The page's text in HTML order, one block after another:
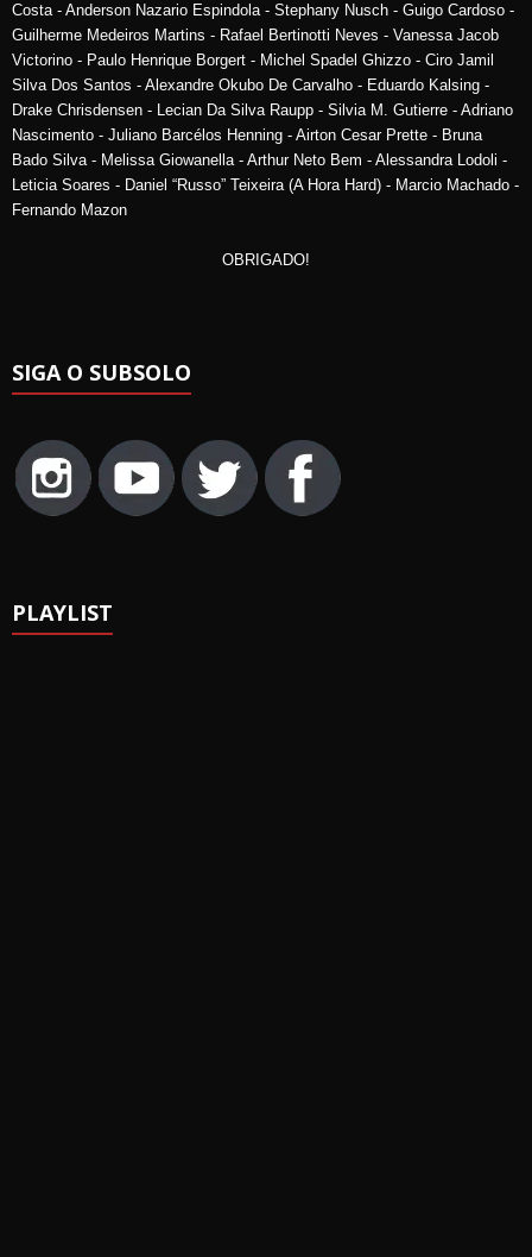
Costa - Anderson Nazario Espindola - Stephany Nusch - Guigo Cardoso -
Guilherme Medeiros Martins - Rafael Bertinotti Neves - Vanessa Jacob
Victorino - Paulo Henrique Borgert - Michel Spadel Ghizzo - Ciro Jamil
Silva Dos Santos - Alexandre Okubo De Carvalho - Eduardo Kalsing -
Drake Chrisdensen - Lecian Da Silva Raupp - Silvia M. Gutierre - Adriano
Nascimento - Juliano Barcélos Henning - Airton Cesar Prette - Bruna
Bado Silva - Melissa Giowanella - Arthur Neto Bem - Alessandra Lodoli -
Leticia Soares - Daniel “Russo” Teixeira (A Hora Hard) - Marcio Machado -
Fernando Mazon
OBRIGADO!
SIGA O SUBSOLO
PLAYLIST